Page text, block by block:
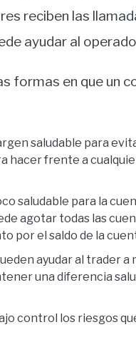
reciben las
ayudar al
formas en que un
saludable para
hacer frente a
saludable para la
agotar todas las
por el saldo de la
ayudar al trader a
una diferencia
control los riesgos